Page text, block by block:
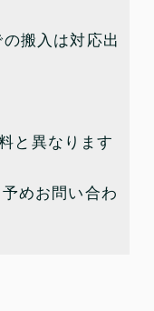
搬入は対応出
と異なります
めお問い合わ